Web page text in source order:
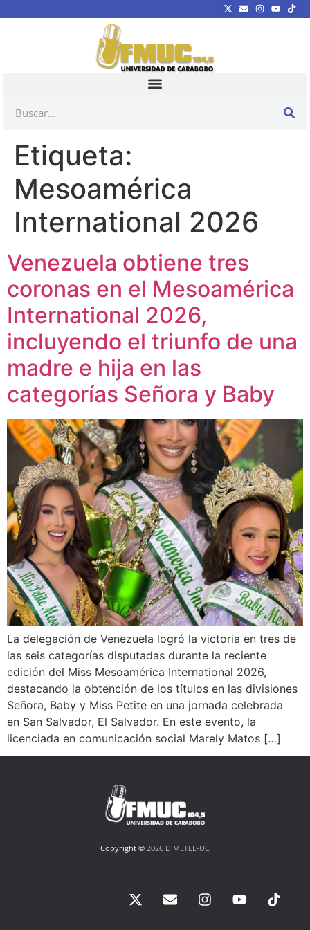
Etiqueta:
Mesoamérica
International 2026
Venezuela obtiene tres
coronas en el Mesoamérica
International 2026,
incluyendo el triunfo de una
madre e hija en las
categorías Señora y Baby
La delegación de Venezuela logró la victoria en tres de
las seis categorías disputadas durante la reciente
edición del Miss Mesoamérica International 2026,
destacando la obtención de los títulos en las divisiones
Señora, Baby y Miss Petite en una jornada celebrada
en San Salvador, El Salvador. En este evento, la
licenciada en comunicación social Marely Matos […]
Copyright © 2026 DIMETEL-UC